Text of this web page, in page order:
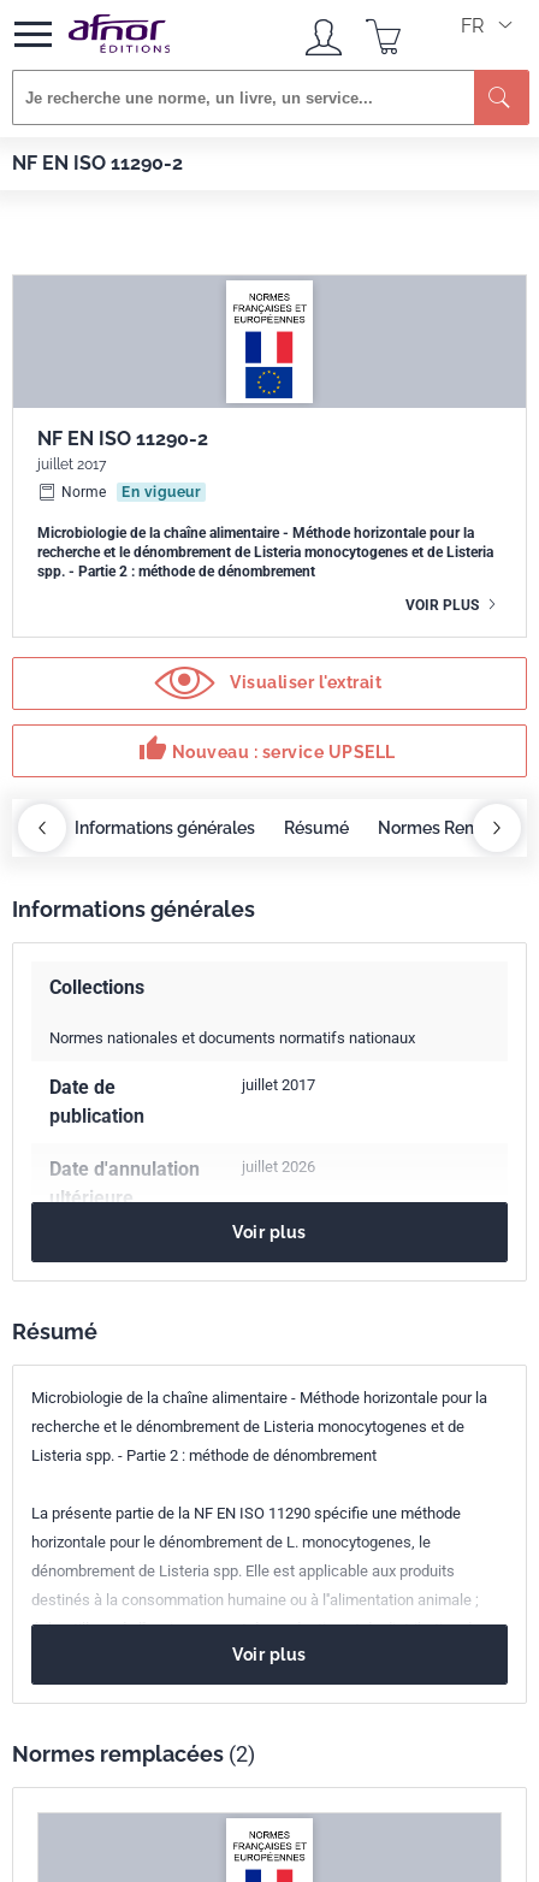
FR
NF EN ISO 11290-2
Afnor EDITIONS Normes
NF EN ISO 11290-2
juillet 2017
Norme
En vigueur
Microbiologie de la chaîne alimentaire - Méthode horizontale pour la
recherche et le dénombrement de Listeria monocytogenes et de Listeria
spp. - Partie 2 : méthode de dénombrement
VOIR PLUS
Visualiser l'extrait
thumb_up Nouveau : service UPSELL
Informations générales Résumé Normes
Informations générales
Collections
Normes nationales et documents normatifs nationaux
Date de
publication
juillet 2017
Date d'annulation
ultérieure
juillet 2026
07.100.30Microbiologie alimentaire
Numéro de tirage 1
Parenté
internationale
ISO 11290-2:2017
Parenté
européenne
prCEN ISO/TS 11290-2
Voir plus
Résumé
Microbiologie de la chaîne alimentaire - Méthode horizontale pour la
recherche et le dénombrement de Listeria monocytogenes et de
Listeria spp. - Partie 2 : méthode de dénombrement
La présente partie de la NF EN ISO 11290 spécifie une méthode
horizontale pour le dénombrement de L. monocytogenes, le
dénombrement de Listeria spp. Elle est applicable aux produits
destinés à la consommation humaine ou à l''alimentation animale ;
échantillons de l''environnement de production et de distribution des
aliments. Il est possible que cette méthode ne permette pas de
détecter ou de confirmer certaines nouvelles espèces de Listeria (voir
Voir plus
Normes remplacées (2)